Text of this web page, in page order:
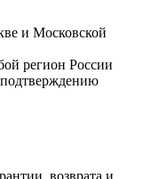
и Московской
регион России